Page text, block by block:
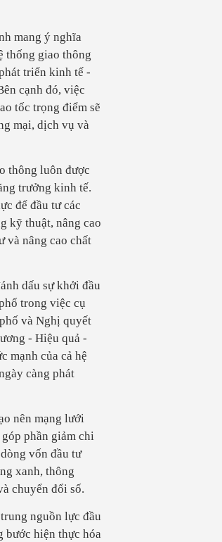
mang ý nghĩa
thống giao thông
triển kinh tế -
cạnh đó, việc
tốc trọng điểm sẽ
mại, dịch vụ và
thông luôn được
trưởng kinh tế.
để đầu tư các
kỹ thuật, nâng cao
và nâng cao chất
dấu sự khởi đầu
trong việc cụ
và Nghị quyết
- Hiệu quả -
mạnh của cả hệ
càng phát
nên mạng lưới
phần giảm chi
vốn đầu tư
xanh, thông
chuyển đổi số.
nguồn lực đầu
bước hiện thực hóa